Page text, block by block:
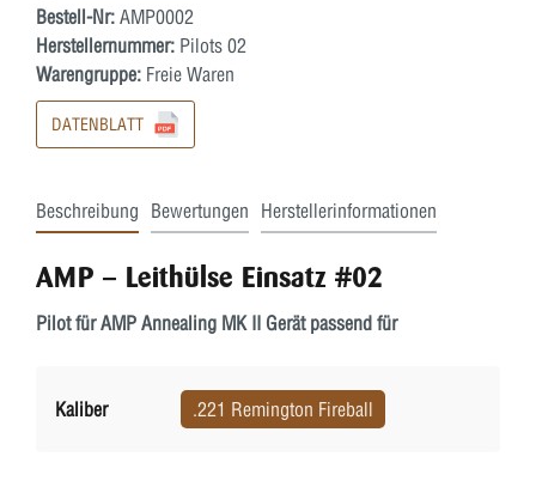
Bestell-Nr: AMP0002
Herstellernummer: Pilots 02
Warengruppe: Freie Waren
DATENBLATT
Beschreibung Bewertungen Herstellerinformationen
AMP – Leithülse Einsatz #02
Pilot für AMP Annealing MK II Gerät passend für
Kaliber .221 Remington Fireball